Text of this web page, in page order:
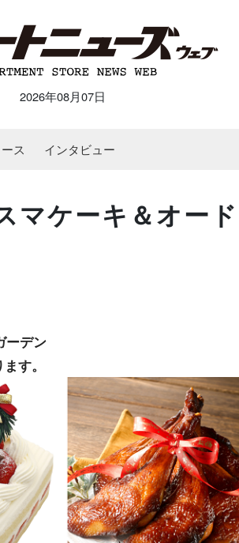
2026年08月07日
ス インタビュー
マケーキ＆オー
ーデン
す。